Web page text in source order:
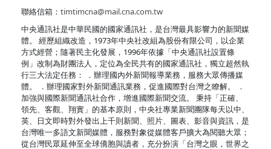
聯絡信箱： timtimcna@mail.cna.com.tw
中央通訊社是中華民國的國家通訊社，是台灣最具影響力的新聞媒
體。 經歷組織改造，1973年中央社改組為股份有限公司，以企業
方式經營；隨著民主化發展，1996年依據「中央通訊社設置條
例」改制為財團法人，定位為全民共有的國家通訊社，獨立超然執
行三大法定任務： ．辦理國內外新聞報導業務，服務大眾傳播媒
體。 ．辦理國家對外新聞通訊業務，促進國際對台灣之瞭解。 ．
加強與國際新聞通訊社合作，增進國際新聞交流。 秉持「正確、
領先、客觀、翔實」的基本原則，中央社專業新聞團隊每天以中、
英、日文即時對外發出上千則新聞、照片、圖表、影音與資訊，是
台灣唯一多語文新聞媒體，服務對象從媒體客戶擴大為閱聽大眾；
從台灣民眾延伸至全球僑胞與讀者，充分扮演「台灣之眼，世界之